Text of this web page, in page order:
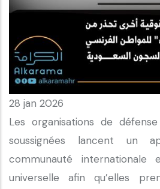
28 jan 2026
Les organisations de
soussignées lancent un
communauté
universelle afin qu’elles